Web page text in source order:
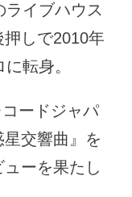
イブハウス
しで2010年
転身。
ードジャパ
交響曲』を
ーを果たし